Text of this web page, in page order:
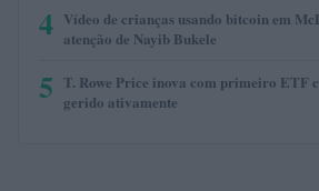
4 Vídeo de crianças usando bitcoin em
atenção de Nayib Bukele
5 T. Rowe Price inova com primeiro ETF
gerido ativamente